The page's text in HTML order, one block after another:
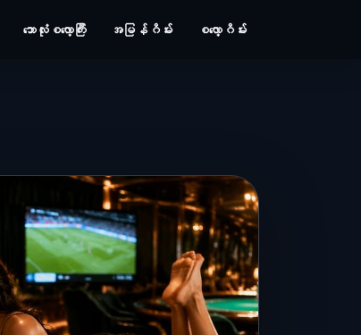
ဘောလုံးစလော့ကြီး အမြန်ဂိမ်း စလော့ဂိမ်း